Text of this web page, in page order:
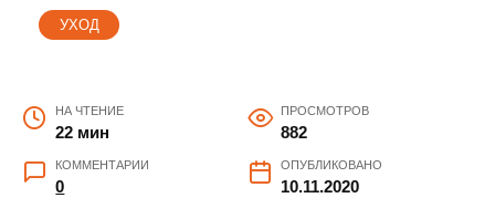
УХОД
НА ЧТЕНИЕ
22 мин
ПРОСМОТРОВ
882
КОММЕНТАРИИ
0
ОПУБЛИКОВАНО
10.11.2020